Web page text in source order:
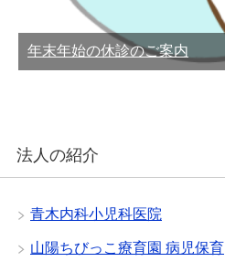
年末年始の休診のご案内
法人の紹介
青木内科小児科医院
山陽ちびっこ療育園 病児保育